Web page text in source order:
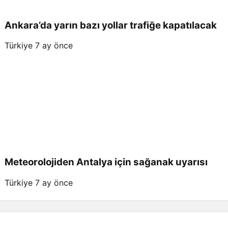
Ankara’da yarın bazı yollar trafiğe kapatılacak
Türkiye 7 ay önce
Meteorolojiden Antalya için sağanak uyarısı
Türkiye 7 ay önce